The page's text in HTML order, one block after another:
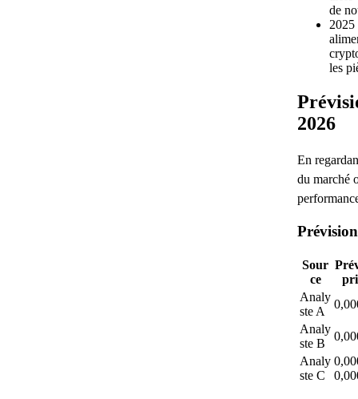
de
2025
les
2026
En
du marché
Sour
ce
Analy
ste A
Analy
ste B
Analy
ste C